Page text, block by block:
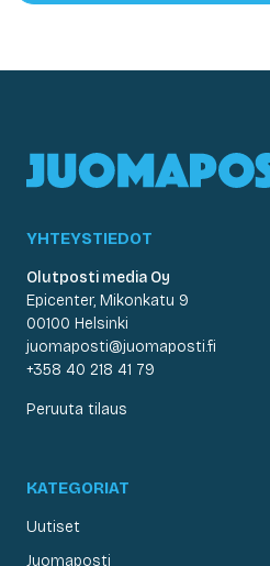
YHTEYSTIEDOT
Olutposti media Oy
Epicenter, Mikonkatu 9
00100 Helsinki
juomaposti@juomaposti.fi
+358 40 218 41 79
Peruuta tilaus
KATEGORIAT
Uutiset
Juomaposti